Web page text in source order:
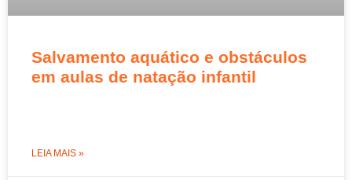
Salvamento aquático e obstáculos
em aulas de natação infantil
LEIA MAIS »